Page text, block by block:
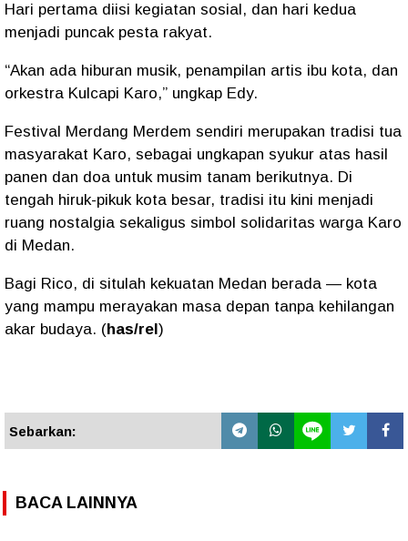
Hari pertama diisi kegiatan sosial, dan hari kedua
menjadi puncak pesta rakyat.
“Akan ada hiburan musik, penampilan artis ibu kota, dan
orkestra Kulcapi Karo,” ungkap Edy.
Festival Merdang Merdem sendiri merupakan tradisi tua
masyarakat Karo, sebagai ungkapan syukur atas hasil
panen dan doa untuk musim tanam berikutnya. Di
tengah hiruk-pikuk kota besar, tradisi itu kini menjadi
ruang nostalgia sekaligus simbol solidaritas warga Karo
di Medan.
Bagi Rico, di situlah kekuatan Medan berada — kota
yang mampu merayakan masa depan tanpa kehilangan
akar budaya. (has/rel)
Sebarkan:
BACA LAINNYA